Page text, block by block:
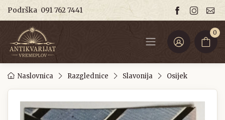
Podrška 091 762 7441
0
Naslovnica Razglednice Slavonija Osijek